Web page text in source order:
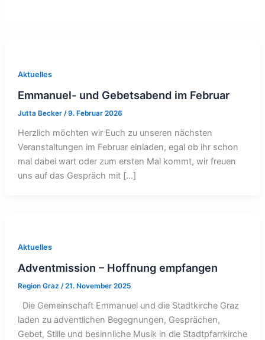
Aktuelles
Emmanuel- und Gebetsabend im Februar
Jutta Becker /9. Februar 2026
Herzlich möchten wir Euch zu unseren nächsten
Veranstaltungen im Februar einladen, egal ob ihr schon
mal dabei wart oder zum ersten Mal kommt, wir freuen
uns auf das Gespräch mit […]
Aktuelles
Adventmission – Hoffnung empfangen
Region Graz /21. November 2025
Die Gemeinschaft Emmanuel und die Stadtkirche Graz
laden zu adventlichen Begegnungen, Gesprächen,
Gebet, Stille und besinnliche Musik in die Stadtpfarrkirche